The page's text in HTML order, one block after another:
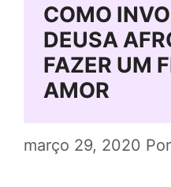
COMO
DEUSA
FAZER UM
AMOR
março 29, 2020 Por